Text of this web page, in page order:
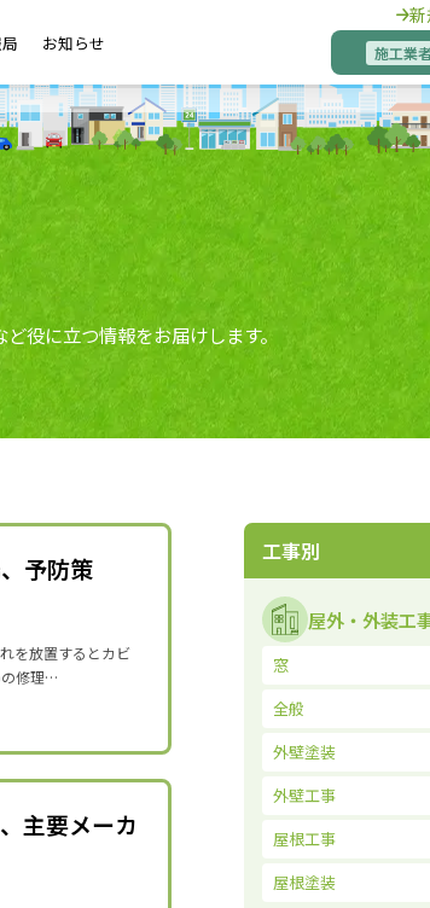
お知らせ 施工業
役に立つ情報をお届けします。
予防策
を放置するとカビ
の修理…
主要メーカ
工事別
屋外・外装工
窓
全般
外壁塗装
外壁工事
屋根工事
屋根塗装